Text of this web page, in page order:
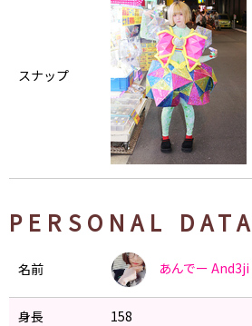
スナップ
PERSONAL DATA
名前 あんでー And3ji
身長 158